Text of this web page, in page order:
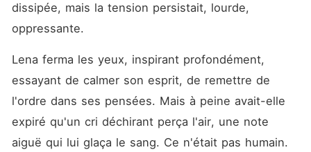
dissipée, mais la tension persistait, lourde,
oppressante.
Lena ferma les yeux, inspirant profondément,
essayant de calmer son esprit, de remettre de
l'ordre dans ses pensées. Mais à peine avait-elle
expiré qu'un cri déchirant perça l'air, une note
aiguë qui lui glaça le sang. Ce n'était pas humain.